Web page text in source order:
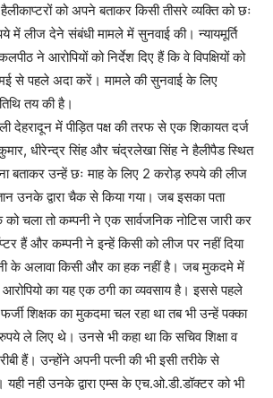
को अपने बताकर किसी तीसरे व्यक्ति को छः
में लीज देने संबंधी मामले में सुनवाई की। न्यायमूर्ति
ने आरोपियों को निर्देश दिए हैं कि वे विपक्षियों को
से पहले अदा करें। मामले की सुनवाई के लिए
तय की है।
देहरादून में पीड़ित पक्ष की तरफ से एक शिकायत दर्ज
धीरेन्द्र सिंह और चंद्रलेखा सिंह ने हैलीपैड स्थित
बताकर उन्हें छः माह के लिए 2 करोड़ रुपये की लीज
उनके द्वारा चैक से किया गया। जब इसका पता
चला तो कम्पनी ने एक सार्वजनिक नोटिस जारी कर
हैं और कम्पनी ने इन्हें किसी को लीज पर नहीं दिया
के अलावा किसी और का हक नहीं है। जब मुकदमे में
आरोपियो का यह एक ठगी का व्यवसाय है। इससे पहले
शिक्षक का मुकदमा चल रहा था तब भी उन्हें पक्का
ले लिए थे। उनसे भी कहा था कि सचिव शिक्षा व
हैं। उन्होंने अपनी पत्नी की भी इसी तरीके से
यही नही उनके द्वारा एम्स के एच.ओ.डी.डॉक्टर को भी